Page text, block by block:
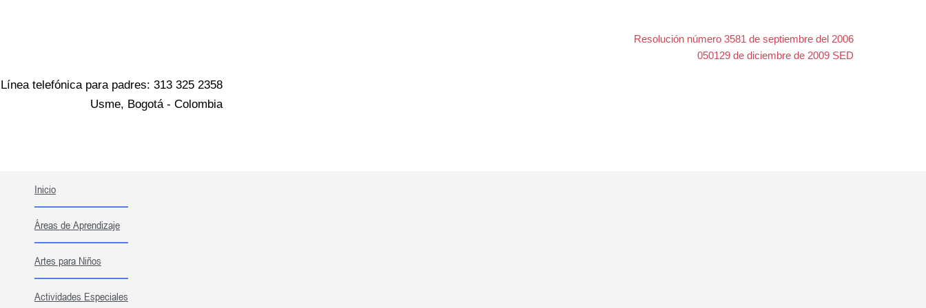
Resolución número 3581 de septiembre del 2006
050129 de diciembre de 2009 SED
Línea telefónica para padres: 313 325 2358
Usme, Bogotá - Colombia
Inicio
Áreas de Aprendizaje
Artes para Niños
Actividades Especiales